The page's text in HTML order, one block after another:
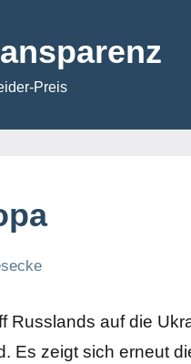
Preis
Russlands auf die
Es zeigt sich erneut